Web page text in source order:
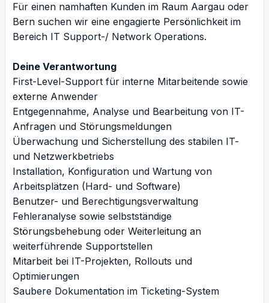
Für einen namhaften Kunden im Raum Aargau oder
Bern suchen wir eine engagierte Persönlichkeit im
Bereich IT Support-/ Network Operations.
Deine Verantwortung
First-Level-Support für interne Mitarbeitende sowie
externe Anwender
Entgegennahme, Analyse und Bearbeitung von IT-
Anfragen und Störungsmeldungen
Überwachung und Sicherstellung des stabilen IT-
und Netzwerkbetriebs
Installation, Konfiguration und Wartung von
Arbeitsplätzen (Hard- und Software)
Benutzer- und Berechtigungsverwaltung
Fehleranalyse sowie selbstständige
Störungsbehebung oder Weiterleitung an
weiterführende Supportstellen
Mitarbeit bei IT-Projekten, Rollouts und
Optimierungen
Saubere Dokumentation im Ticketing-System